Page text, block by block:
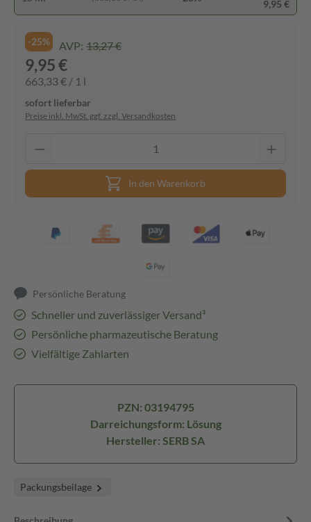
9,95 €
-25% AVP: 13,27 €
9,95 €
663,33 € / 1 l
sofort lieferbar
Preise inkl. MwSt. ggf. zzgl. Versandkosten
In den Warenkorb
Persönliche Beratung
Schneller und zuverlässiger Versand³
Persönliche pharmazeutische Beratung
Vielfältige Zahlarten
PZN: 03194795
Darreichungsform: Lösung
Hersteller: SERB SA
Packungsbeilage